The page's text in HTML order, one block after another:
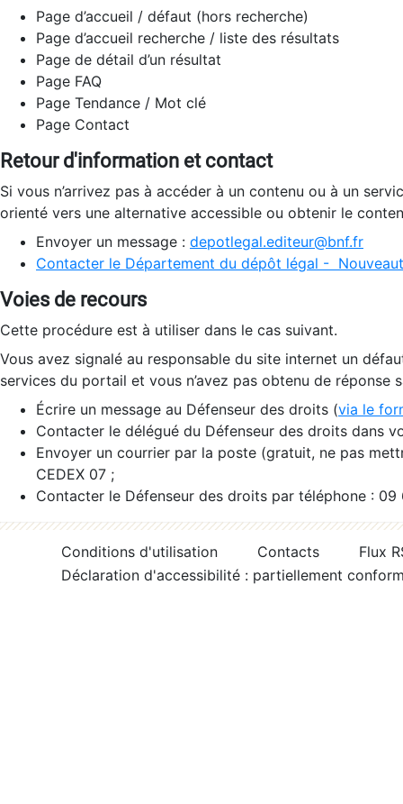
Page d’accueil / défaut (hors recherche)
Page d’accueil recherche / liste des résultats
Page de détail d’un résultat
Page FAQ
Page Tendance / Mot clé
Page Contact
Retour d'information et contact
Si vous n’arrivez pas à accéder à un contenu ou à un
orienté vers une alternative accessible ou obtenir le
Envoyer un message : depotlegal.editeur@bnf.fr
Contacter le Département du dépôt légal -
Voies de recours
Cette procédure est à utiliser dans le cas suivant.
Vous avez signalé au responsable du site internet un
services du portail et vous n’avez pas obtenu de réponse
Écrire un message au Défenseur des droits (via le
Contacter le délégué du Défenseur des droits dans
Envoyer un courrier par la poste (gratuit, ne pas
CEDEX 07 ;
Contacter le Défenseur des droits par téléphone :
Conditions d'utilisation Contacts
Flux
Déclaration d'accessibilité : partiellement